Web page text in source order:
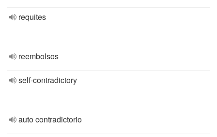
requites
reembolsos
self-contradictory
auto contradictorio